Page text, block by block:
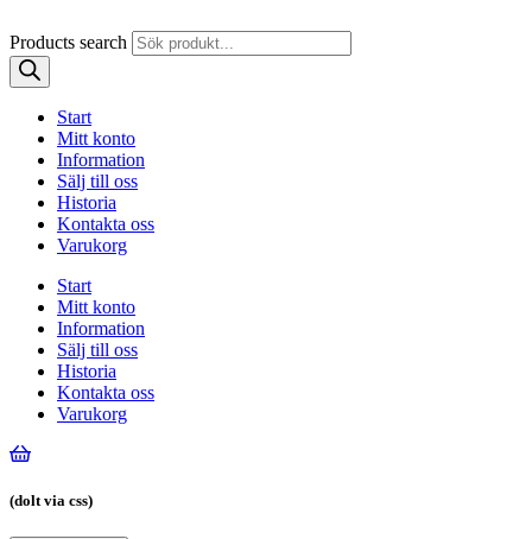
Products search
Start
Mitt konto
Information
Sälj till oss
Historia
Kontakta oss
Varukorg
Start
Mitt konto
Information
Sälj till oss
Historia
Kontakta oss
Varukorg
(dolt via css)